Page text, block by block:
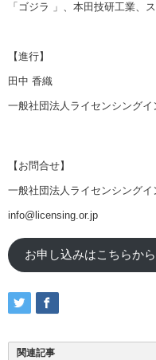
「ゴジラ 」、本田技研工業、
【進行】
田中 香織
一般社団法人ライセンシング
【お問合せ】
一般社団法人ライセンシング
info@licensing.or.jp
お申し込みはこちらから
関連記事